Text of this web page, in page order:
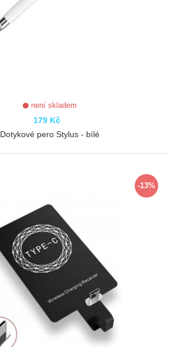
není skladem
179 Kč
Dotykové pero Stylus - bílé
-13%